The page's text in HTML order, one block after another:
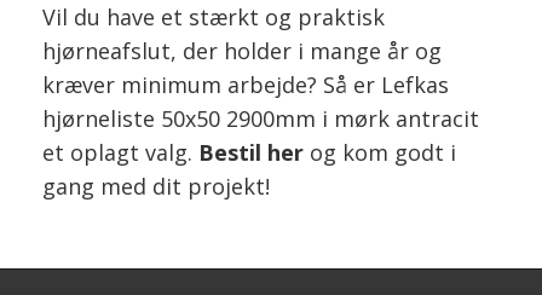
Vil du have et stærkt og praktisk
hjørneafslut, der holder i mange år og
kræver minimum arbejde? Så er Lefkas
hjørneliste 50x50 2900mm i mørk antracit
et oplagt valg. Bestil her og kom godt i
gang med dit projekt!